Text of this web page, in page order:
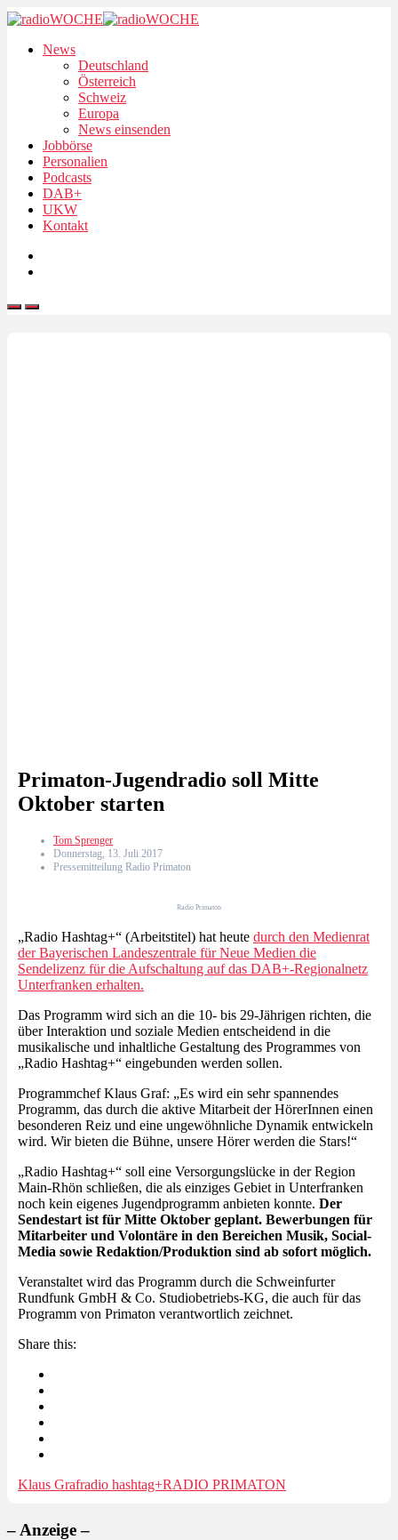
News
Deutschland
Österreich
Schweiz
Europa
News einsenden
Jobbörse
Personalien
Podcasts
DAB+
UKW
Kontakt
Primaton-Jugendradio soll Mitte
Oktober starten
Tom Sprenger
Donnerstag, 13. Juli 2017
Pressemitteilung Radio Primaton
Radio Primaton
„Radio Hashtag+“ (Arbeitstitel) hat heute durch den Medienrat
der Bayerischen Landeszentrale für Neue Medien die
Sendelizenz für die Aufschaltung auf das DAB+-Regionalnetz
Unterfranken erhalten.
Das Programm wird sich an die 10- bis 29-Jährigen richten, die
über Interaktion und soziale Medien entscheidend in die
musikalische und inhaltliche Gestaltung des Programmes von
„Radio Hashtag+“ eingebunden werden sollen.
Programmchef Klaus Graf: „Es wird ein sehr spannendes
Programm, das durch die aktive Mitarbeit der HörerInnen einen
besonderen Reiz und eine ungewöhnliche Dynamik entwickeln
wird. Wir bieten die Bühne, unsere Hörer werden die Stars!“
„Radio Hashtag+“ soll eine Versorgungslücke in der Region
Main-Rhön schließen, die als einziges Gebiet in Unterfranken
noch kein eigenes Jugendprogramm anbieten konnte. Der
Sendestart ist für Mitte Oktober geplant. Bewerbungen für
Mitarbeiter und Volontäre in den Bereichen Musik, Social-
Media sowie Redaktion/Produktion sind ab sofort möglich.
Veranstaltet wird das Programm durch die Schweinfurter
Rundfunk GmbH & Co. Studiobetriebs-KG, die auch für das
Programm von Primaton verantwortlich zeichnet.
Share this:
Klaus Grafradio hashtag+RADIO PRIMATON
– Anzeige –